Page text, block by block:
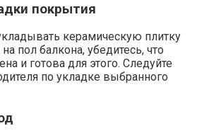
покрытия
керамическую плитку
пол балкона, убедитесь, что
и готова для этого.​ Следуйте
по укладке выбранного